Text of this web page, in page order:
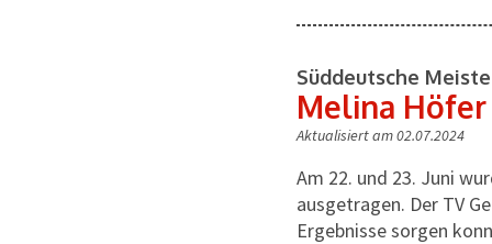
Süddeutsche
Melina
Aktualisiert am 02.07.2024
Am 22. und 23. Juni
ausgetragen. Der TV
Ergebnisse sorgen